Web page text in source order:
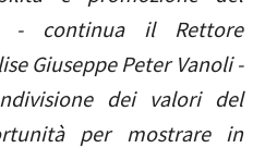
- continua il Rettore
Giuseppe Peter Vanoli -
dei valori del
per mostrare in